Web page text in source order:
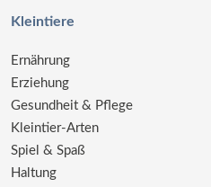
Kleintiere
Ernährung
Erziehung
Gesundheit & Pflege
Kleintier-Arten
Spiel & Spaß
Haltung